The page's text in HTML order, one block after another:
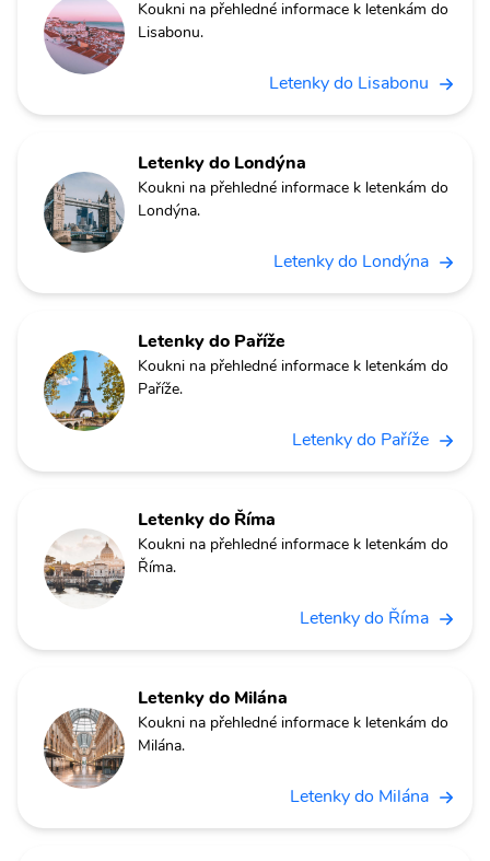
Koukni na přehledné informace k letenkám do
Lisabonu.
Letenky do Lisabonu
Letenky do Londýna
Koukni na přehledné informace k letenkám do
Londýna.
Letenky do Londýna
Letenky do Paříže
Koukni na přehledné informace k letenkám do
Paříže.
Letenky do Paříže
Letenky do Říma
Koukni na přehledné informace k letenkám do
Říma.
Letenky do Říma
Letenky do Milána
Koukni na přehledné informace k letenkám do
Milána.
Letenky do Milána